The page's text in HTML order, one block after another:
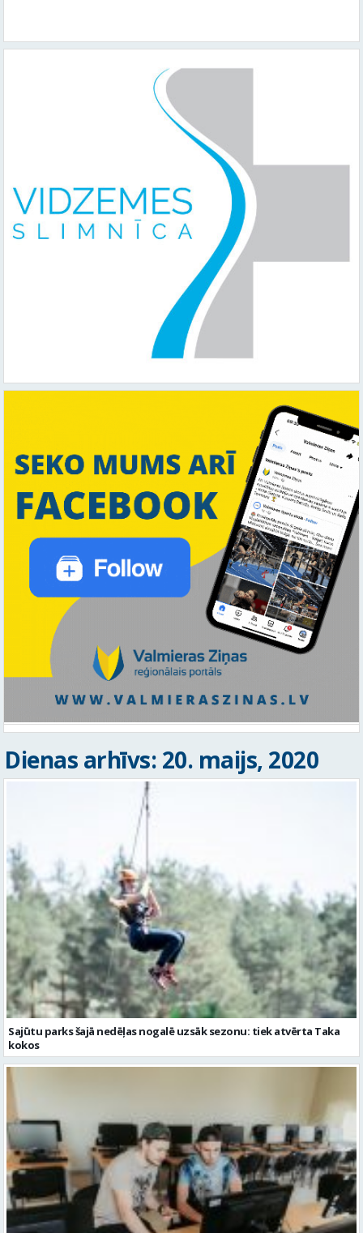
Dienas arhīvs: 20. maijs, 2020
Sajūtu parks šajā nedēļas nogalē uzsāk sezonu: tiek atvērta Taka
kokos